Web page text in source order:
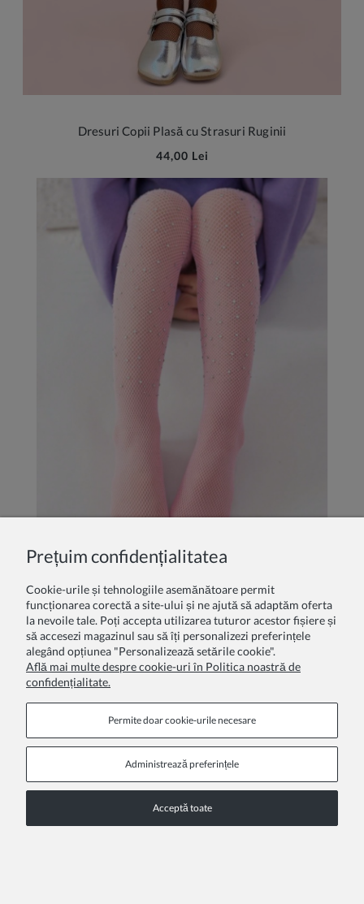
Dresuri Copii Plasă cu Strasuri Ruginii
44,00 Lei
Dresuri Princess Sparkle cu Strasuri
44,00 Lei
Prețuim confidențialitatea
Cookie-urile și tehnologiile asemănătoare permit
funcționarea corectă a site-ului și ne ajută să adaptăm oferta
la nevoile tale. Poți accepta utilizarea tuturor acestor fișiere și
să accesezi magazinul sau să îți personalizezi preferințele
alegând opțiunea "Personalizează setările cookie".
Află mai multe despre cookie-uri în Politica noastră de
confidențialitate.
Permite doar cookie‑urile necesare
Administrează preferințele
Acceptă toate